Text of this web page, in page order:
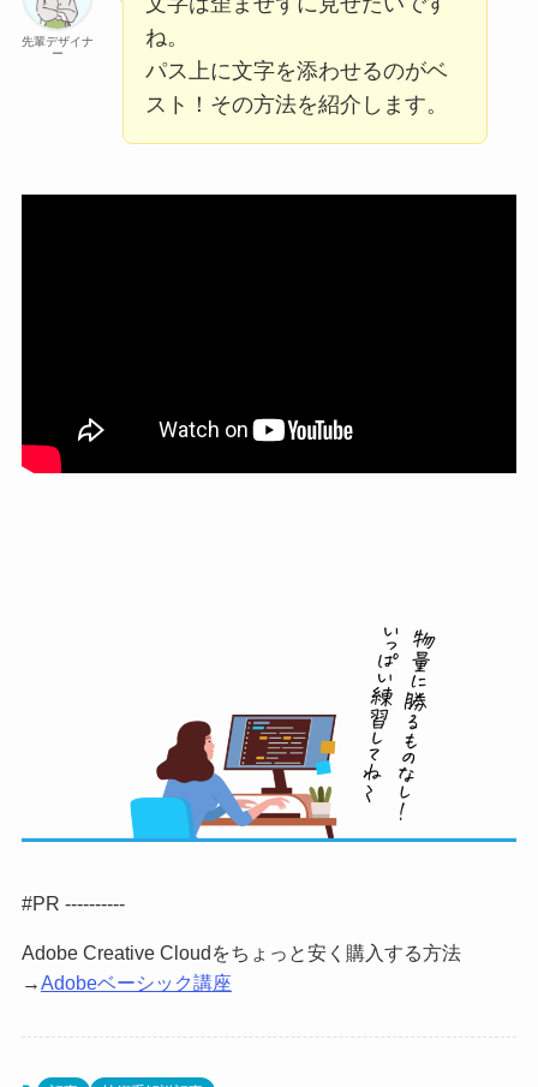
先輩デザイナ
ー
ね。
パス上に文字を添わせるのがベ
スト！その方法を紹介します。
#PR ----------
Adobe Creative Cloudをちょっと安く購入する方法
→Adobeベーシック講座